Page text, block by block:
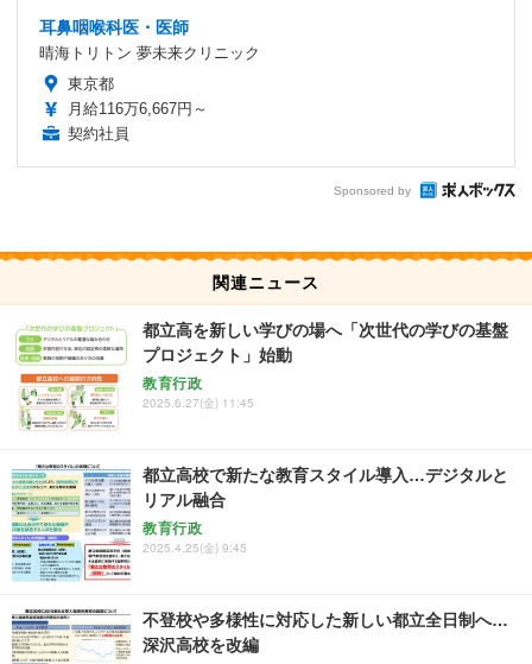
耳鼻咽喉科医・医師
晴海トリトン 夢未来クリニック
東京都
月給116万6,667円～
契約社員
Sponsored by
関連ニュース
都立高を新しい学びの場へ「次世代の学びの基盤
プロジェクト」始動
教育行政
2025.6.27(金) 11:45
都立高校で新たな教育スタイル導入…デジタルと
リアル融合
教育行政
2025.4.25(金) 9:45
不登校や多様性に対応した新しい都立全日制へ…
深沢高校を改編